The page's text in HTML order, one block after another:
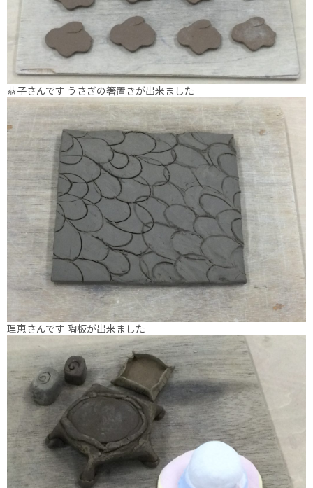
恭子さんです うさぎの箸置きが出来ました
理恵さんです 陶板が出来ました